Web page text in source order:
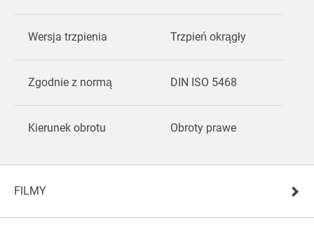
Wersja trzpienia Trzpień okrągły
Zgodnie z normą DIN ISO 5468
Kierunek obrotu Obroty prawe
FILMY